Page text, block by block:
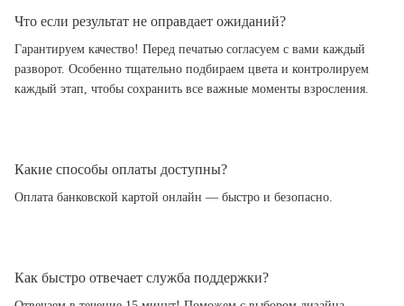
Что если результат не оправдает ожиданий?
Гарантируем качество! Перед печатью согласуем с вами каждый
разворот. Особенно тщательно подбираем цвета и контролируем
каждый этап, чтобы сохранить все важные моменты взросления.
Какие способы оплаты доступны?
Оплата банковской картой онлайн — быстро и безопасно.
Как быстро отвечает служба поддержки?